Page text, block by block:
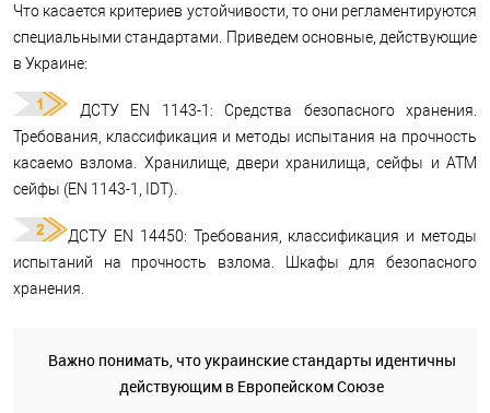
Что касается критериев устойчивости, то они регламентируются
специальными стандартами. Приведем основные, действующие
в Украине:
ДСТУ EN 1143-1: Средства безопасного хранения.
Требования, классификация и методы испытания на прочность
касаемо взлома. Хранилище, двери хранилища, сейфы и АТМ
сейфы (EN 1143-1, IDT).
ДСТУ EN 14450: Требования, классификация и методы
испытаний на прочность взлома. Шкафы для безопасного
хранения.
Важно понимать, что украинские стандарты идентичны
действующим в Европейском Союзе